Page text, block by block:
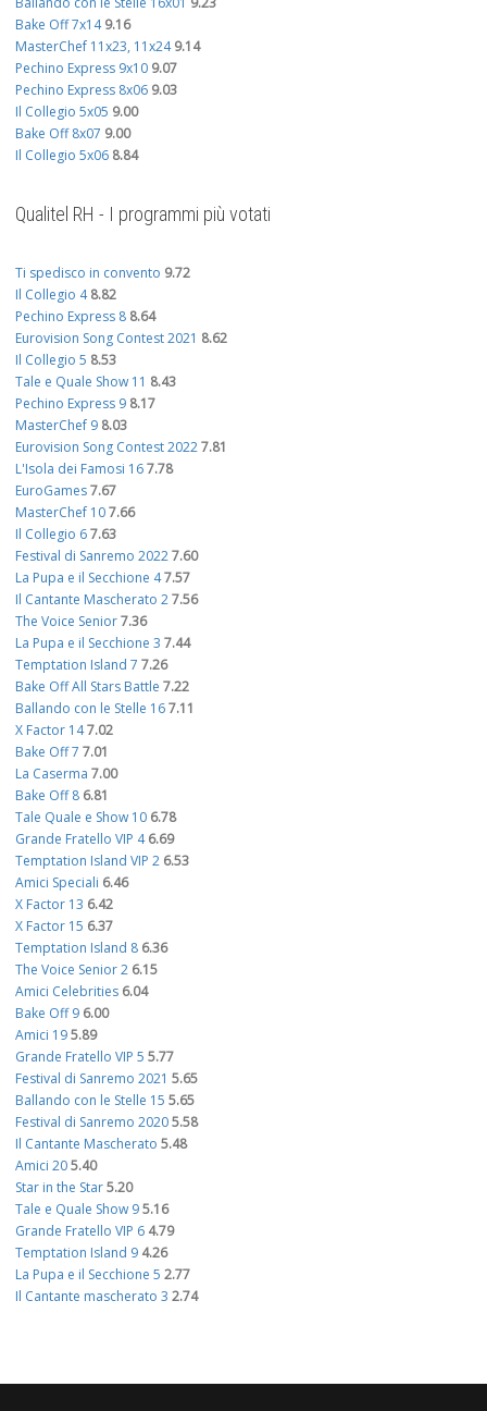
Bake Off 7x14 9.16
MasterChef 11x23, 11x24 9.14
Pechino Express 9x10 9.07
Pechino Express 8x06 9.03
Il Collegio 5x05 9.00
Bake Off 8x07 9.00
Il Collegio 5x06 8.84
Qualitel RH - I programmi più votati
Ti spedisco in convento 9.72
Il Collegio 4 8.82
Pechino Express 8 8.64
Eurovision Song Contest 2021 8.62
Il Collegio 5 8.53
Tale e Quale Show 11 8.43
Pechino Express 9 8.17
MasterChef 9 8.03
Eurovision Song Contest 20227.81
L'Isola dei Famosi 167.78
EuroGames7.67
MasterChef 107.66
Il Collegio 67.63
Festival di Sanremo 20227.60
La Pupa e il Secchione 47.57
Il Cantante Mascherato 27.56
The Voice Senior7.36
La Pupa e il Secchione 3 7.44
Temptation Island 7 7.26
Bake Off All Stars Battle 7.22
Ballando con le Stelle 167.11
X Factor 147.02
Bake Off 7 7.01
La Caserma 7.00
Bake Off 8 6.81
Tale Quale e Show 10 6.78
Grande Fratello VIP 4 6.69
Temptation Island VIP 2 6.53
Amici Speciali 6.46
X Factor 13 6.42
X Factor 15 6.37
Temptation Island 8 6.36
The Voice Senior 2 6.15
Amici Celebrities 6.04
Bake Off 9 6.00
Amici 195.89
Grande Fratello VIP 5 5.77
Festival di Sanremo 2021 5.65
Ballando con le Stelle 15 5.65
Festival di Sanremo 20205.58
Il Cantante Mascherato 5.48
Amici 205.40
Star in the Star5.20
Tale e Quale Show 95.16
Grande Fratello VIP 6 4.79
Temptation Island 9 4.26
La Pupa e il Secchione 5 2.77
Il Cantante mascherato 3 2.74